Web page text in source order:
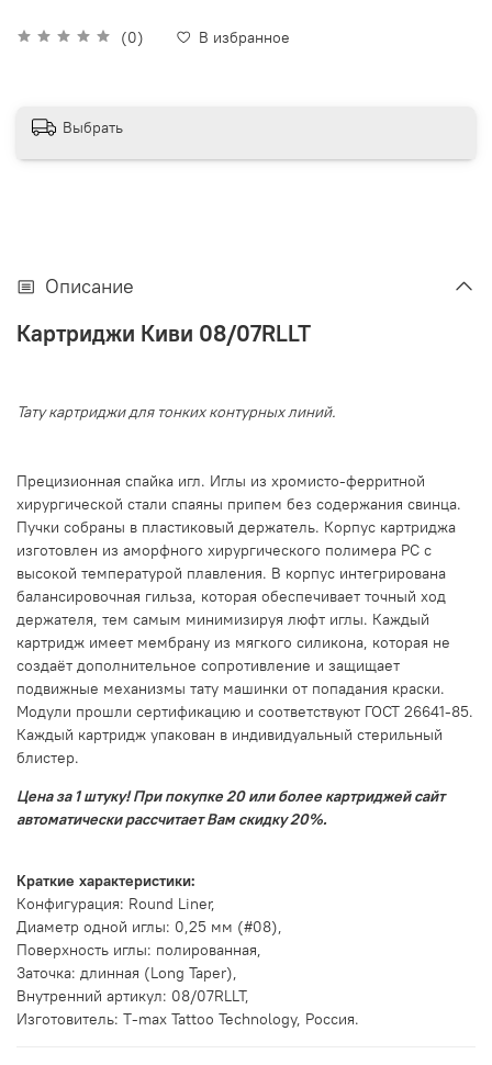
(0) В избранное
Выбрать
Описание
Картриджи Киви 08/07RLLT
Тату картриджи для тонких контурных линий.
Прецизионная спайка игл. Иглы из хромисто-ферритной
хирургической стали спаяны припем без содержания свинца.
Пучки собраны в пластиковый держатель. Корпус картриджа
изготовлен из аморфного хирургического полимера PC с
высокой температурой плавления. В корпус интегрирована
балансировочная гильза, которая обеспечивает точный ход
держателя, тем самым минимизируя люфт иглы. Каждый
картридж имеет мембрану из мягкого силикона, которая не
создаёт дополнительное сопротивление и защищает
подвижные механизмы тату машинки от попадания краски.
Модули прошли сертификацию и соответствуют ГОСТ 26641-85.
Каждый картридж упакован в индивидуальный стерильный
блистер.
Цена за 1 штуку! При покупке 20 или более картриджей сайт
автоматически рассчитает Вам скидку 20%.
Краткие характеристики:
Конфигурация: Round Liner,
Диаметр одной иглы: 0,25 мм (#08),
Поверхность иглы: полированная,
Заточка: длинная (Long Taper),
Внутренний артикул: 08/07RLLT,
Изготовитель: T-max Tattoo Technology, Россия.